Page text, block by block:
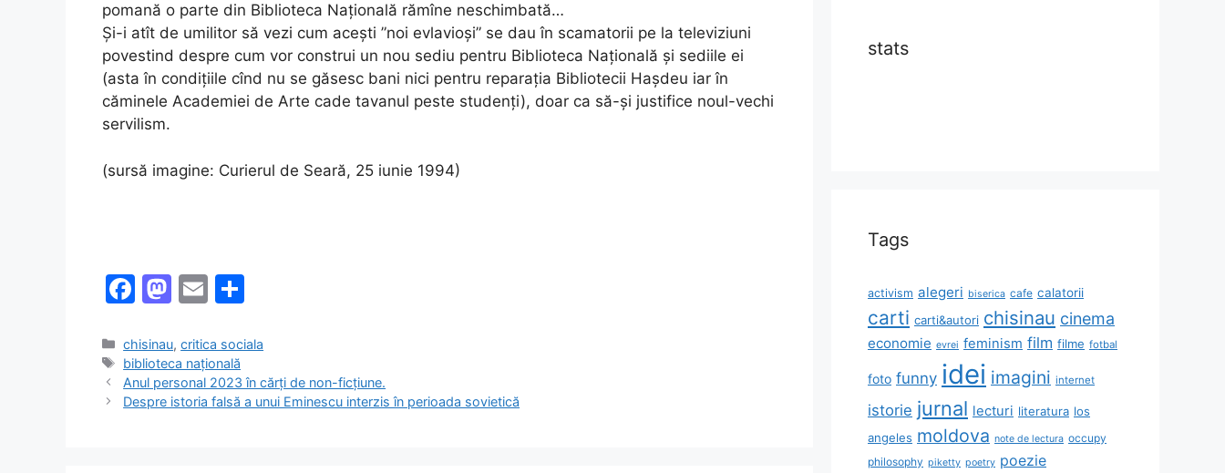
pomană o parte din Biblioteca Națională rămîne neschimbată…
Și-i atît de umilitor să vezi cum acești ”noi evlavioși” se dau în scamatorii pe la televiziuni
povestind despre cum vor construi un nou sediu pentru Biblioteca Națională și sediile ei
(asta în condițiile cînd nu se găsesc bani nici pentru reparația Bibliotecii Hașdeu iar în
căminele Academiei de Arte cade tavanul peste studenți), doar ca să-și justifice noul-vechi
servilism.
(sursă imagine: Curierul de Seară, 25 iunie 1994)
F
c
e
b
M
st
o
d
E
ai
l
ar
e
Categories
chisinau,critica sociala
Tags
biblioteca națională
Anul personal 2023 în cărți de non-ficțiune.
Despre istoria falsă a unui Eminescu interzis în perioada sovietică
stats
Tags
activism alegeri biserica cafe calatorii
carti carti&autori chisinau cinema
economie evrei feminism film filme fotbal
foto funny idei imagini internet
istorie jurnal lecturi literatura los
angeles moldova note de lectura occupy
philosophy piketty poetry poezie